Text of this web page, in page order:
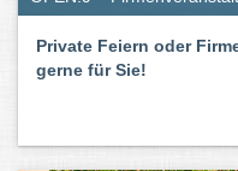
Private Feiern oder
gerne für Sie!